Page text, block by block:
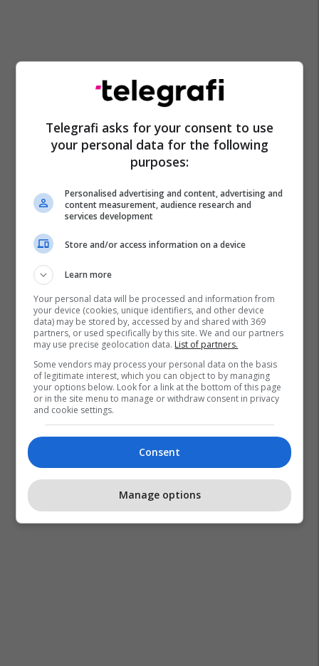
Telegrafi asks for your consent to use
your personal data for the following
purposes:
Personalised advertising and content, advertising and
content measurement, audience research and
services development
Store and/or access information on a device
Learn more
Your personal data will be processed and information from
your device (cookies, unique identifiers, and other device
data) may be stored by, accessed by and shared with 369
partners, or used specifically by this site. We and our partners
may use precise geolocation data. List of partners.
Some vendors may process your personal data on the basis
of legitimate interest, which you can object to by managing
your options below. Look for a link at the bottom of this page
or in the site menu to manage or withdraw consent in privacy
and cookie settings.
Consent
Manage options